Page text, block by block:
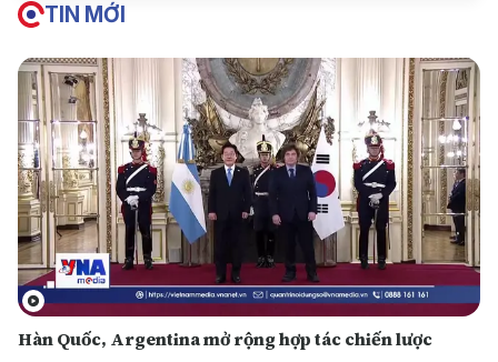
TIN MỚI
Hàn Quốc, Argentina mở rộng hợp tác chiến lược